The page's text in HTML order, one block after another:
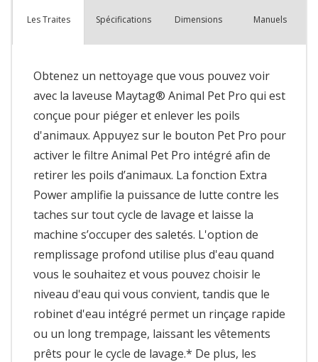
Les Traites Spécifications Dimensions Manuels
Obtenez un nettoyage que vous pouvez voir
avec la laveuse Maytag® Animal Pet Pro qui est
conçue pour piéger et enlever les poils
d'animaux. Appuyez sur le bouton Pet Pro pour
activer le filtre Animal Pet Pro intégré afin de
retirer les poils d’animaux. La fonction Extra
Power amplifie la puissance de lutte contre les
taches sur tout cycle de lavage et laisse la
machine s’occuper des saletés. L'option de
remplissage profond utilise plus d'eau quand
vous le souhaitez et vous pouvez choisir le
niveau d'eau qui vous convient, tandis que le
robinet d'eau intégré permet un rinçage rapide
ou un long trempage, laissant les vêtements
prêts pour le cycle de lavage.* De plus, les